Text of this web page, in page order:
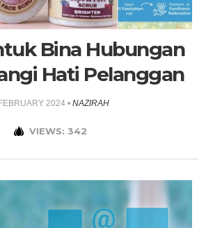
Bina Hubungan
Hati Pelanggan
2024 • NAZIRAH
VIEWS: 342